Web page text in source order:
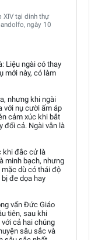
XIV tại dinh thự
ngày 10
Liệu ngài có thay
mới này, có làm
nhưng khi ngài
với nụ cười ấm áp
cảm xúc khi bắt
đổi cả. Ngài vẫn là
khi đắc cử là
minh bạch, nhưng
mặc dù có thái độ
đe dọa hay
vấn Đức Giáo
tiên, sau khi
cả hai chúng
sâu sắc và